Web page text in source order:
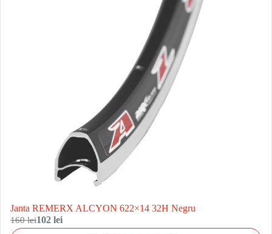
Janta REMERX ALCYON 622×14 32H Negru
160 lei102 lei